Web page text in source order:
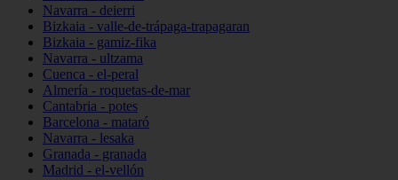
Navarra - deierri
Bizkaia - valle-de-trápaga-trapagaran
Bizkaia - gamiz-fika
Navarra - ultzama
Cuenca - el-peral
Almería - roquetas-de-mar
Cantabria - potes
Barcelona - mataró
Navarra - lesaka
Granada - granada
Madrid - el-vellón